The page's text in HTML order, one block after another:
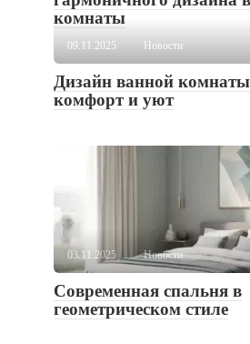
комнаты
09.11.2025 Новости
Дизайн ванной
комфорт и уют
03.11.2025 Новости
Современная спальня в
геометрическом стиле